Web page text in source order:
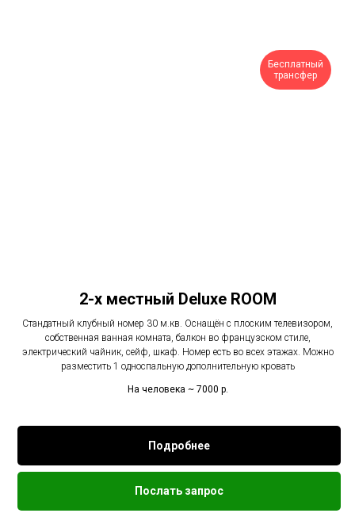
Бесплатный
трансфер
2-х местный Deluxe ROOM
Стандатный клубный номер 30 м.кв. Оснащён с плоским телевизором,
собственная ванная комната, балкон во французском стиле,
электрический чайник, сейф, шкаф. Номер есть во всех этажах. Можно
разместить 1 односпальную дополнительную кровать
На человека ~ 7000 р.
Подробнее
Послать запрос